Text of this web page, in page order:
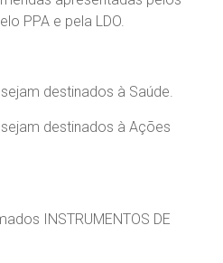
PPA e pela LDO.
destinados à Saúde.
destinados à Ações
INSTRUMENTOS DE